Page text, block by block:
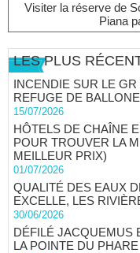
Visiter la réserve de
Piana
LES PLUS
INCENDIE SUR LE
REFUGE DE
15/07/2026
HÔTELS DE CHAÎNE
POUR TROUVER LA
MEILLEUR PRIX)
01/07/2026
QUALITÉ DES EAUX
EXCELLE, LES
30/06/2026
DÉFILÉ JACQUEMUS
LA POINTE DU PHARE